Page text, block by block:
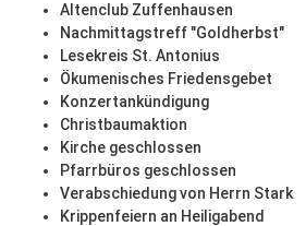
Altenclub Zuffenhausen
Nachmittagstreff "Goldherbst"
Lesekreis St. Antonius
Ökumenisches Friedensgebet
Konzertankündigung
Christbaumaktion
Kirche geschlossen
Pfarrbüros geschlossen
Verabschiedung von Herrn Stark
Krippenfeiern an Heiligabend